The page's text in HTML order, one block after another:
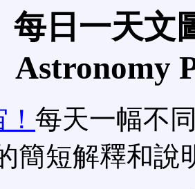
每日一天文
Astronomy
每天一幅不
簡短解釋和說